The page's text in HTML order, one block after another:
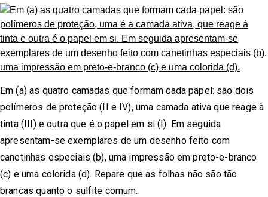
Em (a) as quatro camadas que formam cada papel: são dois
polímeros de proteção (II e IV), uma camada ativa que reage à
tinta (III) e outra que é o papel em si (I). Em seguida
apresentam-se exemplares de um desenho feito com
canetinhas especiais (b), uma impressão em preto-e-branco
(c) e uma colorida (d). Repare que as folhas não são tão
brancas quanto o sulfite comum.